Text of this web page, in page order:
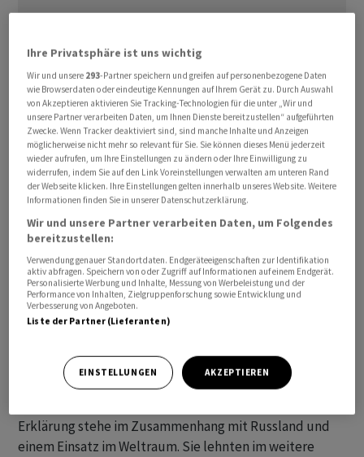
Der Vorsitzende des Geheimdienstausschusses im
Repräsentantenhaus, Mike Turner, rief Präsident Joe
Biden am Mittwoch auf, «alle Informationen bezüglich
dieser Bedrohung» öffentlich zugänglich zu machen.
Dann könnten «Kongress, die Regierung und unsere
Verbündeten offen die zur Begegnung dieser
Bedrohung notwendigen Schritte diskutieren», hiess es
in einer Erklärung des Republikaners. Er habe alle
gesetzt. Weitere Einzelheiten nannte er nicht.
Erklärung stehe im Zusammenhang mit Russland und
einem Einsatz im Weltraum. Sie lehnten im weitere
Ihre Privatsphäre ist uns wichtig
Wir und unsere 293-Partner speichern und greifen auf personenbezogene Daten
wie Browserdaten oder eindeutige Kennungen auf Ihrem Gerät zu. Durch Auswahl
von Akzeptieren aktivieren Sie Tracking-Technologien für die unter „Wir und
unsere Partner verarbeiten Daten, um Ihnen Dienste bereitzustellen“ aufgeführten
Zwecke. Wenn Tracker deaktiviert sind, sind manche Inhalte und Anzeigen
möglicherweise nicht mehr so relevant für Sie. Sie können dieses Menü jederzeit
wieder aufrufen, um Ihre Einstellungen zu ändern oder Ihre Einwilligung zu
widerrufen, indem Sie auf den Link Voreinstellungen verwalten am unteren Rand
der Webseite klicken. Ihre Einstellungen gelten innerhalb unseres Website. Weitere
Informationen finden Sie in unserer Datenschutzerklärung.
Wir und unsere Partner verarbeiten Daten, um Folgendes
bereitzustellen:
Verwendung genauer Standortdaten. Endgeräteeigenschaften zur Identifikation
aktiv abfragen. Speichern von oder Zugriff auf Informationen auf einem Endgerät.
Personalisierte Werbung und Inhalte, Messung von Werbeleistung und der
Performance von Inhalten, Zielgruppenforschung sowie Entwicklung und
Verbesserung von Angeboten.
Liste der Partner (Lieferanten)
EINSTELLUNGEN AKZEPTIEREN